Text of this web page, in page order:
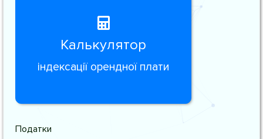
Калькулятор
індексації орендної плати
Податки